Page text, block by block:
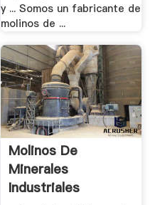
y ... Somos un fabricante de
molinos de ...
Molinos De
Minerales
Industriales